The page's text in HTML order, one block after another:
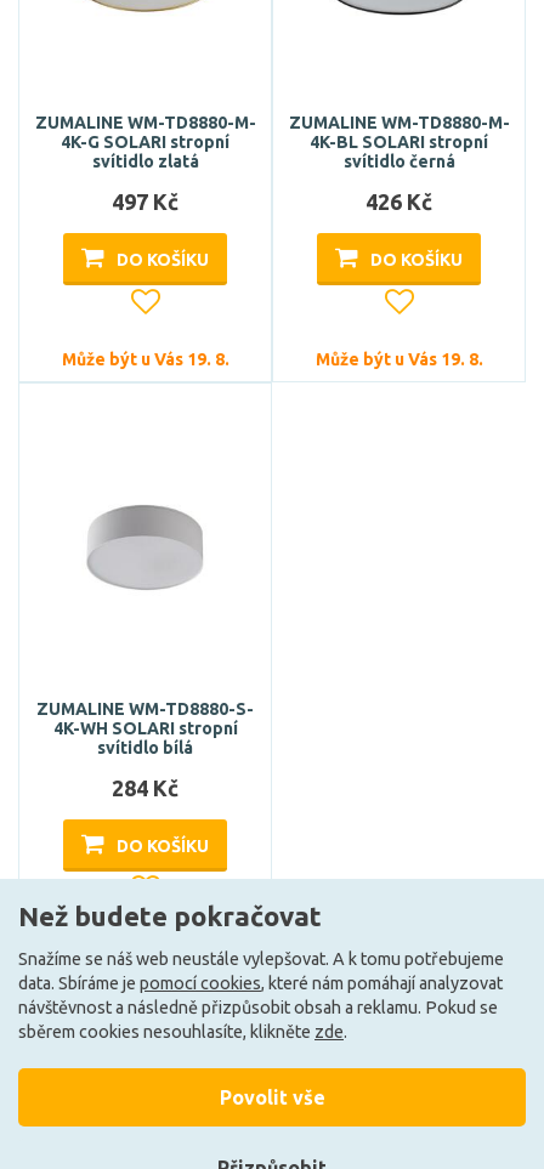
ZUMALINE WM-TD8880-M-
4K-G SOLARI stropní
svítidlo zlatá
497 Kč
DO KOŠÍKU
Může být u Vás 19. 8.
ZUMALINE WM-TD8880-M-
4K-BL SOLARI stropní
svítidlo černá
426 Kč
DO KOŠÍKU
Může být u Vás 19. 8.
ZUMALINE WM-TD8880-S-
4K-WH SOLARI stropní
svítidlo bílá
284 Kč
DO KOŠÍKU
Ze stejné kolekce
Než budete pokračovat
Snažíme se náš web neustále vylepšovat. A k tomu potřebujeme
data. Sbíráme je pomocí cookies, které nám pomáhají analyzovat
návštěvnost a následně přizpůsobit obsah a reklamu. Pokud se
sběrem cookies nesouhlasíte, klikněte zde.
Povolit vše